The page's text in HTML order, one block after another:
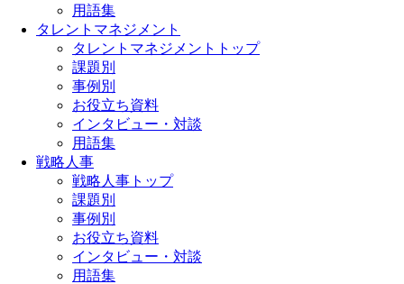
用語集
タレントマネジメント
タレントマネジメントトップ
課題別
事例別
お役立ち資料
インタビュー・対談
用語集
戦略人事
戦略人事トップ
課題別
事例別
お役立ち資料
インタビュー・対談
用語集